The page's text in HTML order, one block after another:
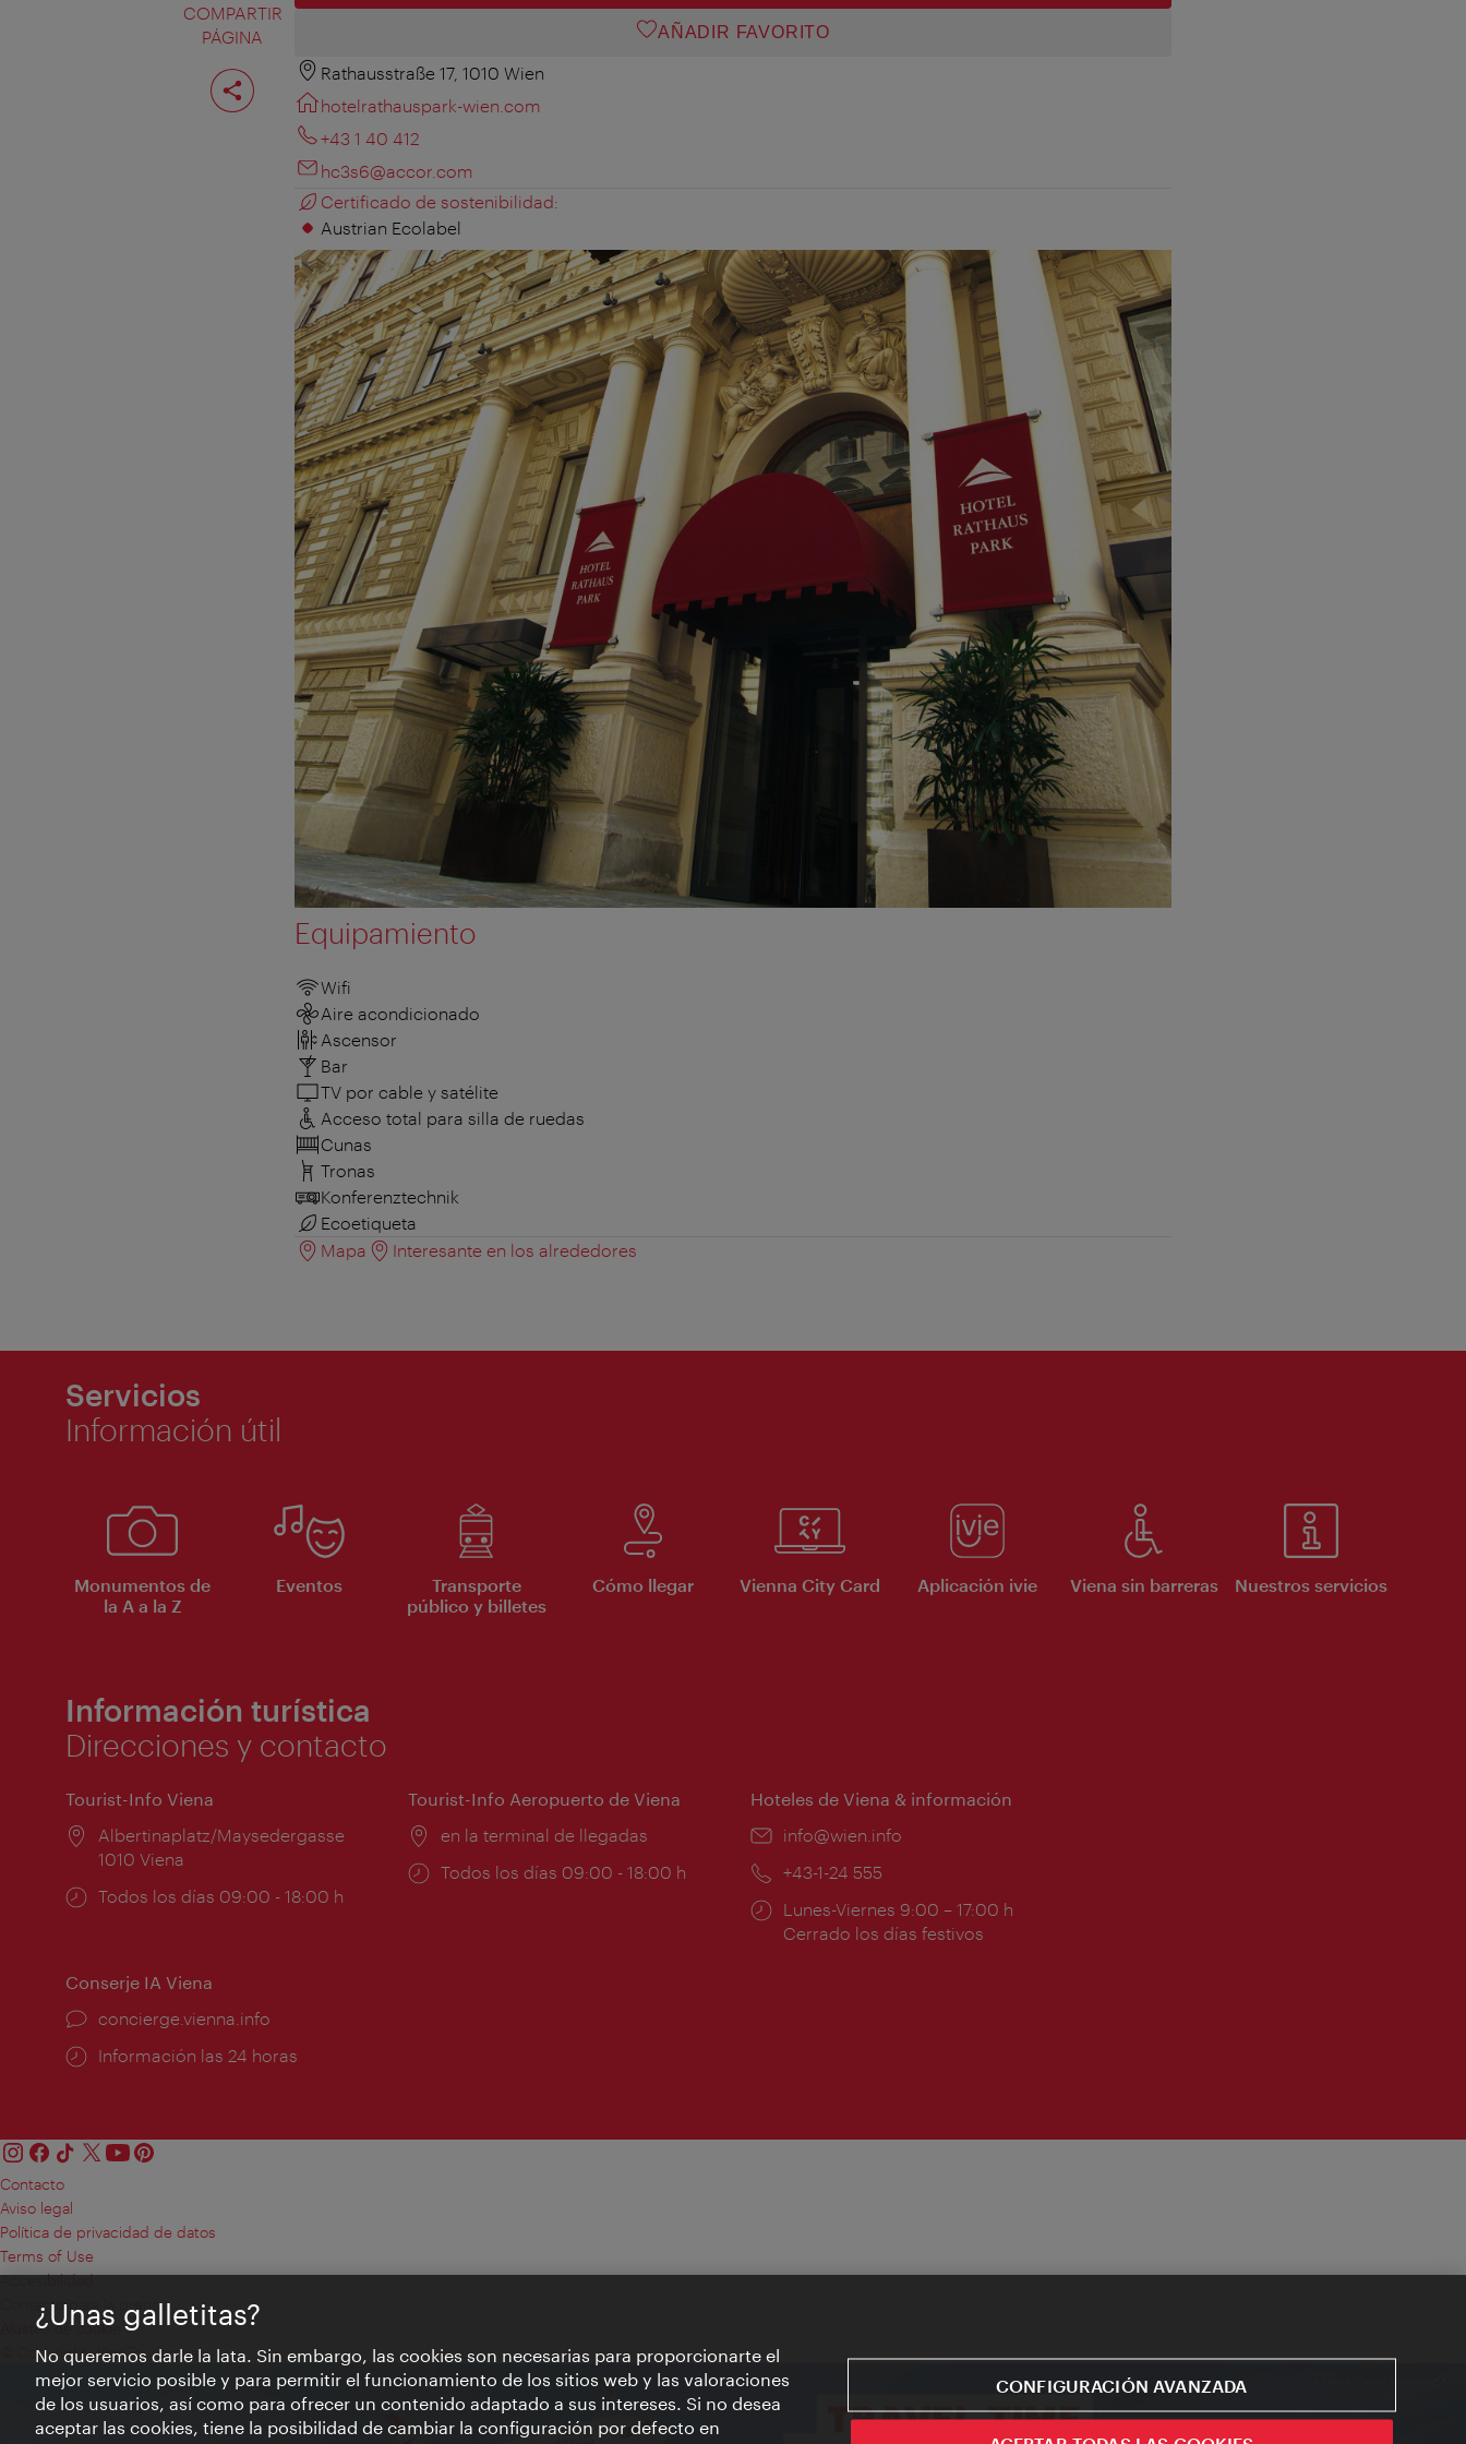
COMPARTIR
PÁGINA
Compartir
página
AÑADIR FAVORITO
Rathausstraße 17, 1010 Wien
hotelrathauspark-wien.com
+43 1 40 412
hc3s6@accor.com
Certificado de sostenibilidad:
Austrian Ecolabel
Equipamiento
Wifi
Aire acondicionado
Ascensor
Bar
TV por cable y satélite
Acceso total para silla de ruedas
Cunas
Tronas
Konferenztechnik
Ecoetiqueta
Mapa
Interesante en los alrededores
Servicios
Información útil
Monumentos de
la A a la Z
Eventos
Transporte
público y billetes
Cómo llegar Vienna City Card Aplicación ivie Viena sin barreras Nuestros servicios
Información turística
Direcciones y contacto
Tourist-Info Viena
Lugar:
Albertinaplatz/Maysedergasse
1010 Viena
Horarios
Todos los días 09:00 - 18:00 h
Tourist-Info Aeropuerto de Viena
Lugar:
en la terminal de llegadas
Horarios
Todos los días 09:00 - 18:00 h
Hoteles de Viena & información
e-
info@wien.info
Teléfono:
+43-1-24 555
Horarios
de
Lunes-Viernes 9:00 – 17:00 h
Cerrado los días festivos
Conserje IA Viena
concierge.vienna.info
Información las 24 horas
Contacto
Aviso legal
Política de privacidad de datos
Terms of Use
Accesibilidad
Contacto para la prensa
Ajustes de cookie
© Copyright WienTourismus
¿Unas galletitas?
No queremos darle la lata. Sin embargo, las cookies son necesarias para proporcionarte el
mejor servicio posible y para permitir el funcionamiento de los sitios web y las valoraciones
de los usuarios, así como para ofrecer un contenido adaptado a sus intereses. Si no desea
aceptar las cookies, tiene la posibilidad de cambiar la configuración por defecto en
CONFIGURACIÓN AVANZADA